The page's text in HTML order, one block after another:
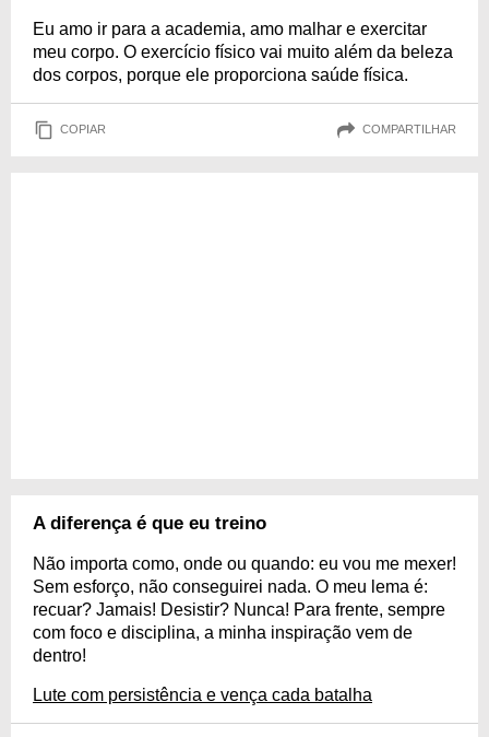
Eu amo ir para a academia, amo malhar e exercitar
meu corpo. O exercício físico vai muito além da beleza
dos corpos, porque ele proporciona saúde física.
COPIAR COMPARTILHAR
A diferença é que eu treino
Não importa como, onde ou quando: eu vou me mexer!
Sem esforço, não conseguirei nada. O meu lema é:
recuar? Jamais! Desistir? Nunca! Para frente, sempre
com foco e disciplina, a minha inspiração vem de
dentro!
Lute com persistência e vença cada batalha